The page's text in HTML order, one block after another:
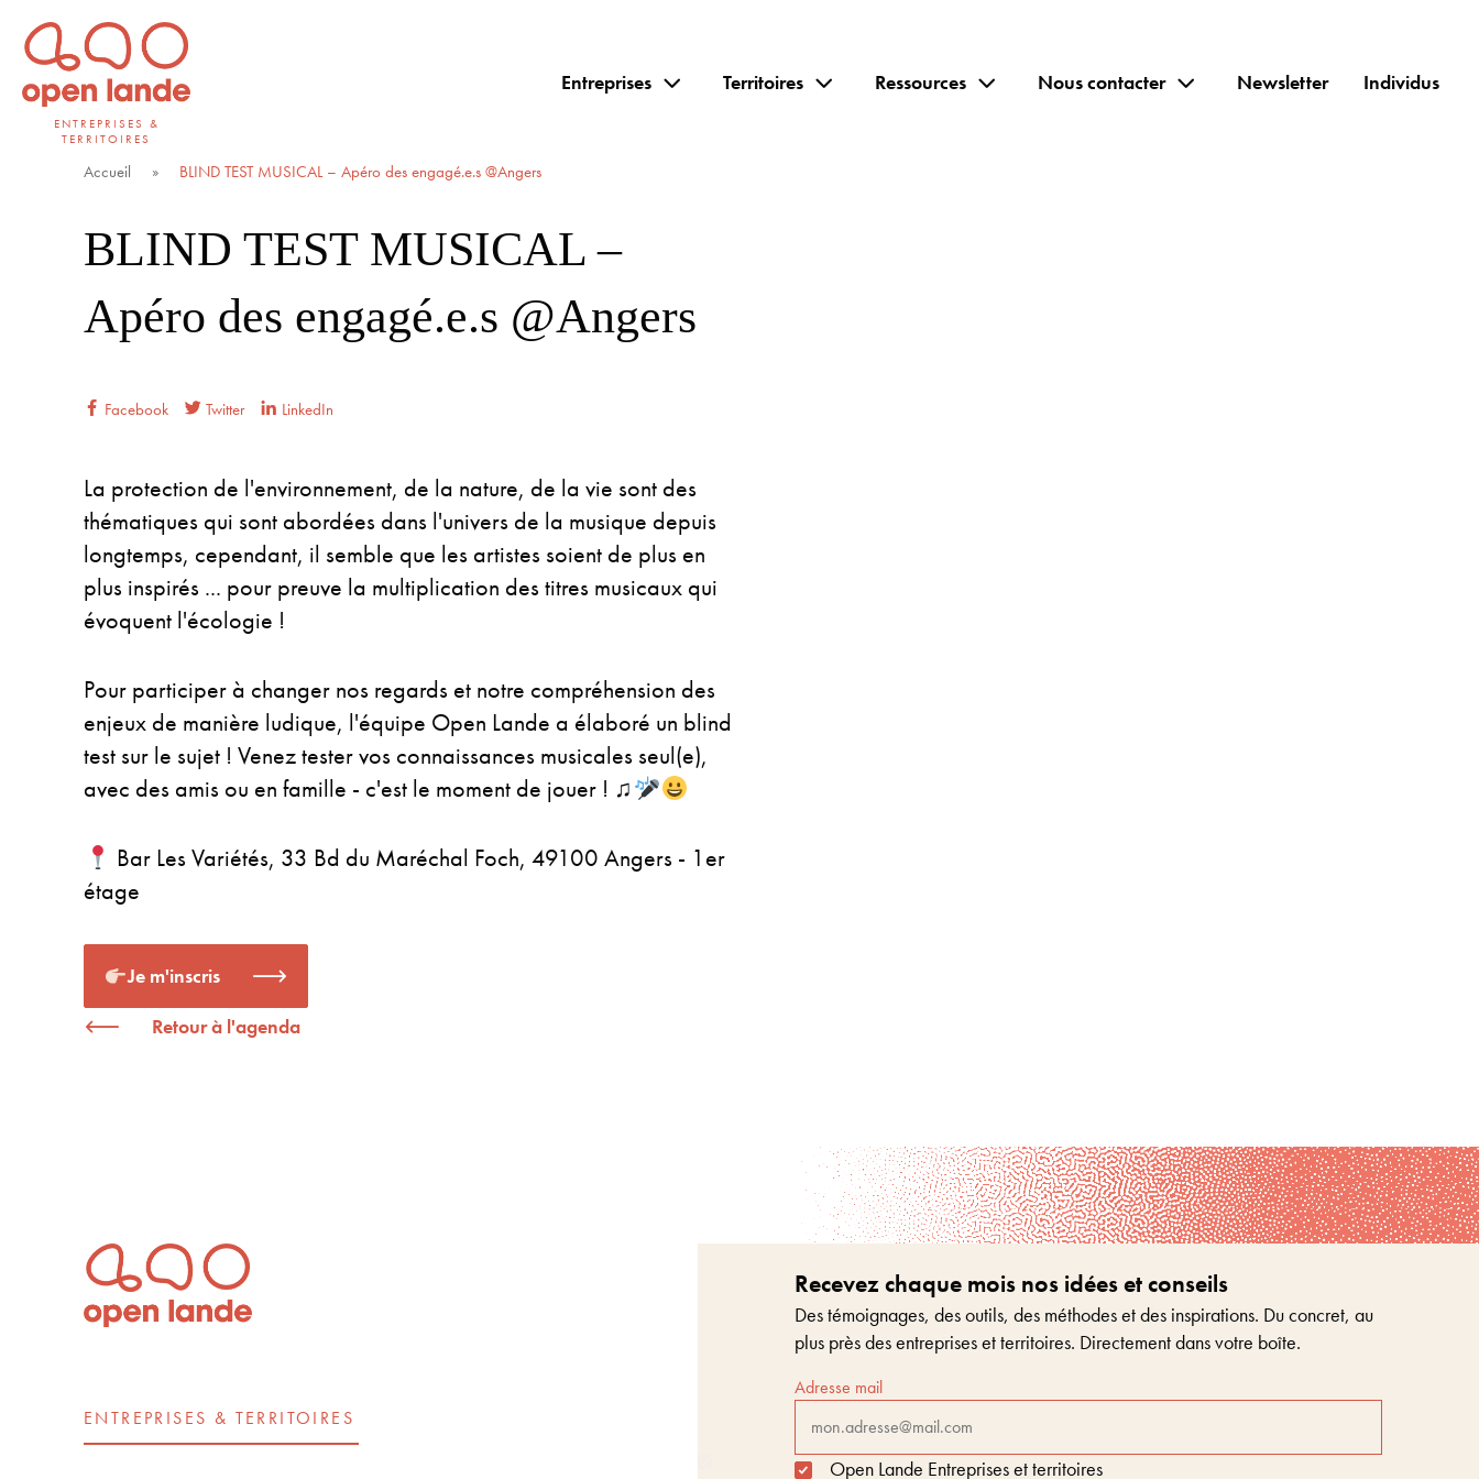
Aller
directement
au
contenuENTREPRISES &
TERRITOIRES
Open Lande
Entreprises & territoires
Entreprises Territoires Ressources Nous contacter Newsletter Individus
Accueil » BLIND TEST MUSICAL – Apéro des engagé.e.s @Angers
BLIND TEST MUSICAL –
Apéro des engagé.e.s @Angers
Facebook Twitter LinkedIn
La protection de l'environnement, de la nature, de la vie sont des
thématiques qui sont abordées dans l'univers de la musique depuis
longtemps, cependant, il semble que les artistes soient de plus en
plus inspirés ... pour preuve la multiplication des titres musicaux qui
évoquent l'écologie !
Pour participer à changer nos regards et notre compréhension des
enjeux de manière ludique, l'équipe Open Lande a élaboré un blind
test sur le sujet ! Venez tester vos connaissances musicales seul(e),
avec des amis ou en famille - c'est le moment de jouer ! ♫
Bar Les Variétés, 33 Bd du Maréchal Foch, 49100 Angers - 1er
étage
Je m'inscris
Retour à l'agenda
ENTREPRISES & TERRITOIRES
Recevez chaque mois nos idées et conseils
Des témoignages, des outils, des méthodes et des inspirations. Du concret, au
plus près des entreprises et territoires. Directement dans votre boîte.
Adresse mail
Open Lande Entreprises et territoires